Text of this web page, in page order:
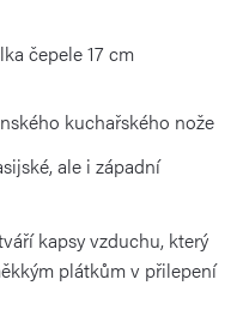
čepele 17 cm
kuchařského nože
ale i západní
kapsy vzduchu, který
plátkům v přilepení